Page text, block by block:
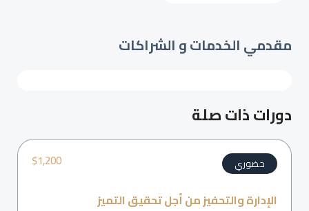
مقدمي الخدمات و الشراكات
دورات ذات صلة
$1,200 حضوري
الإدارة والتحفيز من أجل تحقيق التميز